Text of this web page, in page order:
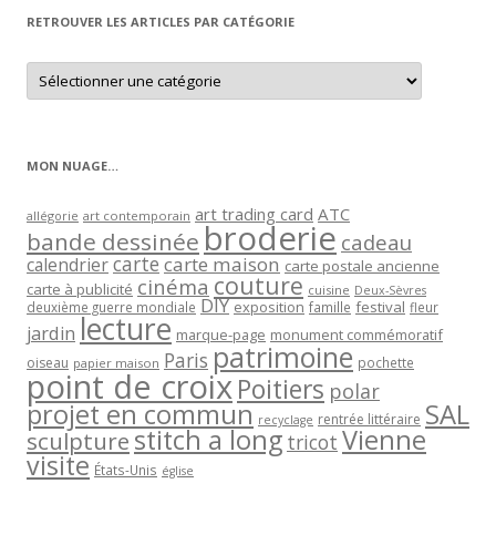
RETROUVER LES ARTICLES PAR CATÉGORIE
Retrouver
les
articles
MON NUAGE…
allégorie art contemporain art trading card ATC
bande dessinée broderie cadeau
calendriercartecarte maison carte postale ancienne
carte à publicité cinéma couture cuisine Deux-Sèvres
deuxième guerre mondiale DIY exposition famille festival fleur
jardin lecture marque-page monument commémoratif
oiseau papier maison Paris patrimoine pochette
point de croixPoitiers polar
projet en commun recyclage rentrée littéraire SAL
sculpturestitch a long tricot Vienne
visite États-Unis église